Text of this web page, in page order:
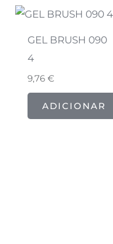
GEL BRUSH 090
4
9,76 €
ADICIONAR